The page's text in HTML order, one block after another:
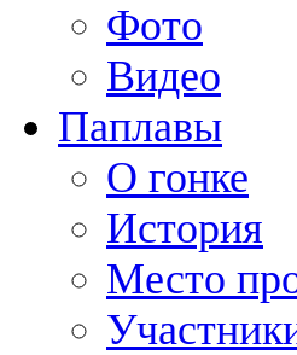
Фото
Видео
Паплавы
О гонке
История
Место